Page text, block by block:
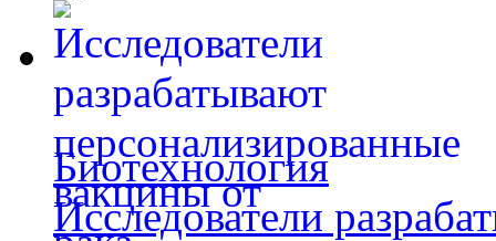
Биотехнология
Исследователи